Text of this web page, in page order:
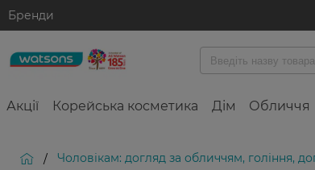
Бренди
Акції Корейська косметика Дім Обличчя
/ Чоловікам: догляд за обличчям, гоління,